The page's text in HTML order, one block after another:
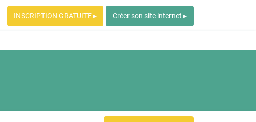
INSCRIPTION GRATUITE ▸ Créer son site internet ▸